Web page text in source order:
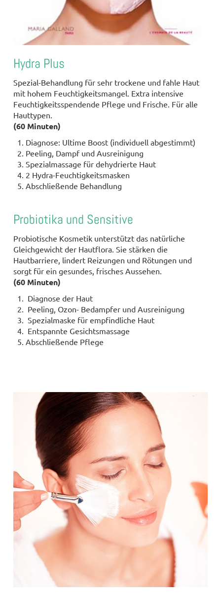
Hydra Plus
Spezial-Behandlung für sehr trockene und fahle Haut
mit hohem Feuchtigkeitsmangel. Extra intensive
Feuchtigkeitsspendende Pflege und Frische. Für alle
Hauttypen.
(60 Minuten)
Diagnose: Ultime Boost (individuell abgestimmt)
Peeling, Dampf und Ausreinigung
Spezialmassage für dehydrierte Haut
2 Hydra-Feuchtigkeitsmasken
Abschließende Behandlung
Probiotika und Sensitive
Probiotische Kosmetik unterstützt das natürliche
Gleichgewicht der Hautflora. Sie stärken die
Hautbarriere, lindert Reizungen und Rötungen und
sorgt für ein gesundes, frisches Aussehen.
(60 Minuten)
Diagnose der Haut
Peeling, Ozon- Bedampfer und Ausreinigung
Spezialmaske für empfindliche Haut
Entspannte Gesichtsmassage
Abschließende Pflege